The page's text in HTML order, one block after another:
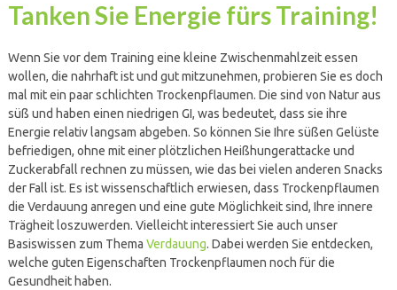
Tanken Sie Energie fürs Training!
Wenn Sie vor dem Training eine kleine Zwischenmahlzeit essen
wollen, die nahrhaft ist und gut mitzunehmen, probieren Sie es doch
mal mit ein paar schlichten Trockenpflaumen. Die sind von Natur aus
süß und haben einen niedrigen GI, was bedeutet, dass sie ihre
Energie relativ langsam abgeben. So können Sie Ihre süßen Gelüste
befriedigen, ohne mit einer plötzlichen Heißhungerattacke und
Zuckerabfall rechnen zu müssen, wie das bei vielen anderen Snacks
der Fall ist. Es ist wissenschaftlich erwiesen, dass Trockenpflaumen
die Verdauung anregen und eine gute Möglichkeit sind, Ihre innere
Trägheit loszuwerden. Vielleicht interessiert Sie auch unser
Basiswissen zum Thema Verdauung. Dabei werden Sie entdecken,
welche guten Eigenschaften Trockenpflaumen noch für die
Gesundheit haben.